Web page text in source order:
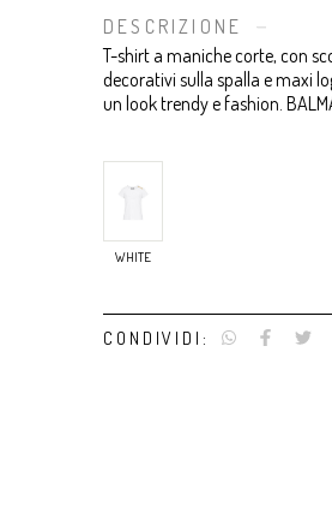
DESCRIZIONE
T-shirt a maniche corte, con
decorativi sulla spalla e maxi
un look trendy e fashion.
WHITE
CONDIVIDI: